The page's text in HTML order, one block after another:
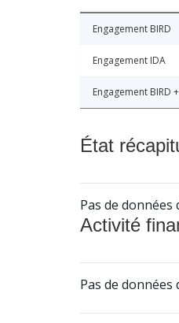
Engagement BIRD
Engagement IDA
Engagement BIRD
État
Pas de données
Activité
Pas de données